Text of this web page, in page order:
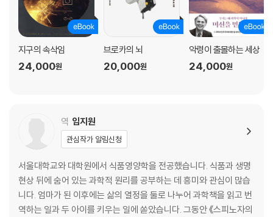
지구의 속삭임
24,000원
브로카의 뇌
20,000원
악령이 출몰하는 세상
24,000원
역 임지원
관심작가 알림신청
서울대학교와 대학원에서 식품영양학을 전공했습니다. 식품과 생명
현상 뒤에 숨어 있는 과학적 원리를 공부하는 데 흥미와 관심이 많습
니다. 엄마가 된 이후에는 삶의 열정을 둘로 나누어 과학책을 읽고 번
역하는 일과 두 아이를 키우는 일에 쏟았습니다. 그동안 《스피노자의